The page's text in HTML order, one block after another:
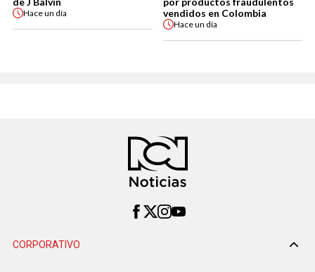
Haceun día
vendidos en Colombia
Haceun día
CORPORATIVO